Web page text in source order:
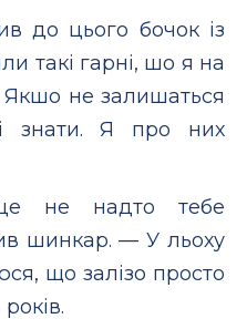
до цього бочок із
такі гарні, шо я на
не залишаться
знати. Я про них
не надто тебе
шинкар. — У льоху
що залізо просто